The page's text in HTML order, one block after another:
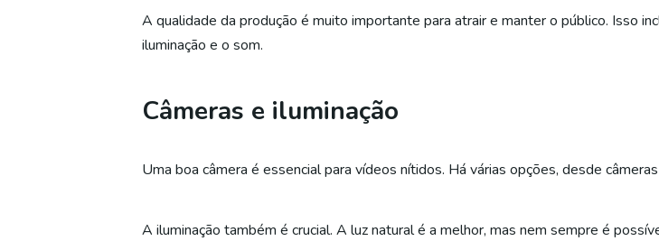
A qualidade da produção é muito importante para atrair e manter o público. Isso
iluminação e o som.
Câmeras e iluminação
Uma boa câmera é essencial para vídeos nítidos. Há várias opções, desde
A iluminação também é crucial. A luz natural é a melhor, mas nem sempre é